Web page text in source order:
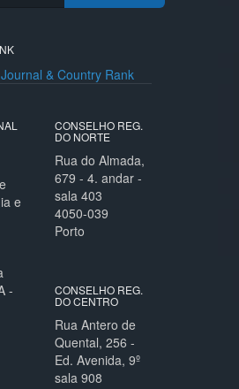
e
-
CONSELHO REG.
DO NORTE
Rua do Almada,
679 - 4. andar -
sala 403
4050-039
Porto
CONSELHO REG.
DO CENTRO
Rua Antero de
Quental, 256 -
Ed. Avenida, 9º
sala 908